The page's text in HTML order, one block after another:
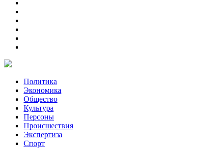
Политика
Экономика
Общество
Культура
Персоны
Происшествия
Экспертиза
Спорт